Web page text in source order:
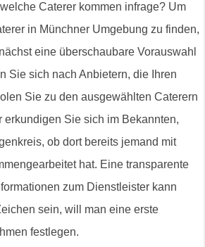
Caterer kommen infrage? Um
in Münchner Umgebung zu finden,
eine überschaubare Vorauswahl
Sie sich nach Anbietern, die Ihren
Sie zu den ausgewählten Caterern
erkundigen Sie sich im Bekannten,
ob dort bereits jemand mit
hat. Eine transparente
zum Dienstleister kann
sein, will man eine erste
festlegen.